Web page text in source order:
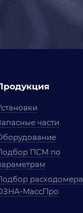
части
ПСМ по
расходомера
МассПро